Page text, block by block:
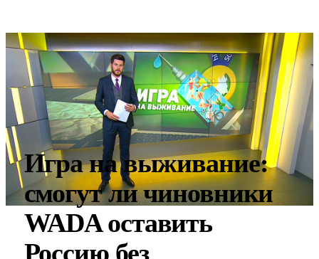
Игра на выживание:
смогут ли чиновники
WADA оставить
Россию без